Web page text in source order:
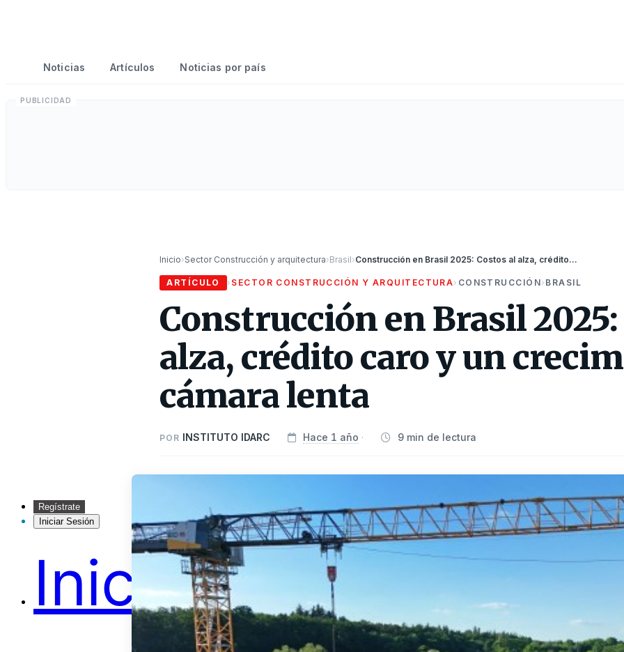
Regístrate
Iniciar Sesión
Inicio
Noticias Artículos Noticias por país
Inicio›Sector Construcción y arquitectura›Brasil› Construcción en Brasil 2025: Costos al alza, crédito caro y un crecimiento en cámara lenta
ARTÍCULO › SECTOR CONSTRUCCIÓN Y ARQUITECTURA› CONSTRUCCIÓN› BRASIL
Construcción en Brasil 2025:
alza, crédito caro y un
cámara lenta
POR INSTITUTO IDARC Hace 1 año · 9 min de lectura